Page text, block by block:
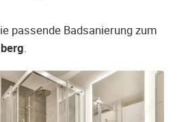
passende Badsanierung zum
.